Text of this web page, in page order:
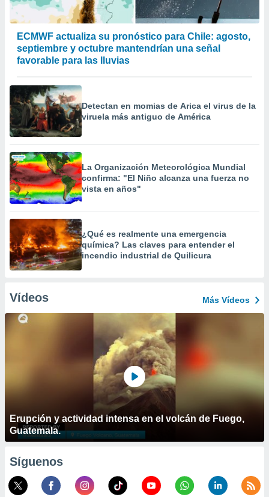
ECMWF actualiza su pronóstico para Chile: agosto,
septiembre y octubre mantendrían una señal
favorable para las lluvias
Detectan en momias de Arica el virus de la
viruela más antiguo de América
La Organización Meteorológica Mundial
confirma: "El Niño alcanza una fuerza no
vista en años"
¿Qué es realmente una emergencia
química? Las claves para entender el
incendio industrial de Quilicura
Vídeos Más Vídeos
Erupción y actividad intensa en el volcán de Fuego,
Guatemala.
Síguenos